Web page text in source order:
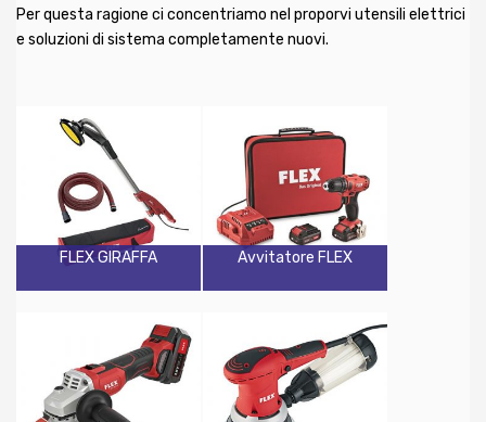
Per questa ragione ci concentriamo nel proporvi utensili elettrici
e soluzioni di sistema completamente nuovi.
FLEX GIRAFFA Avvitatore FLEX